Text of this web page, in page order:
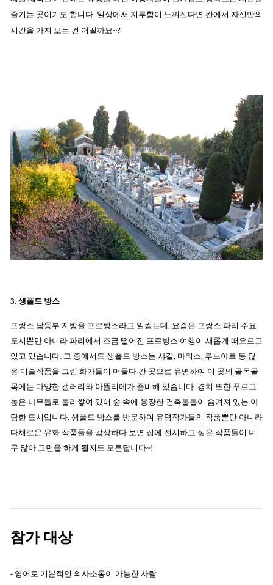
즐기는 곳이기도 합니다. 일상에서 지 루함이 느껴진다면 칸에서 자신만의
시간을 가져 보는 건 어떨까요~?
3. 생폴드 방스
프랑스 남동부 지방을 프로방스라고 일컫는데, 요즘은 프랑스 파리 주요
도시뿐만 아니라 파리에서 조금 떨어진 프로방스 여행이 새롭게 떠오르고
있고 있습니다. 그 중에서도 생폴드 방스는 샤갈, 마티스, 루느아르 등 많
은 미술작품을 그린 화가들이 머물다 간 곳으로 유명하여 이 곳의 골목골
목에는 다양한 갤러리와 아뜰리에가 즐비해 있습니다. 경치 또한 푸르고
높은 나무들로 둘러쌓여 있어 숲 속에 웅장한 건축물들이 숨겨져 있는 아
담한 도시입니다. 생폴드 방스를 방문하여 유명작가들의 작품뿐만 아니라
다채로운 유화 작품들을 감상하다 보면 집에 전시하고 싶은 작품들이 너
무 많아 고민을 하게 될지도 모른답니다~!
참가 대상
- 영어로 기본적인 의사소통이 가능한 사람